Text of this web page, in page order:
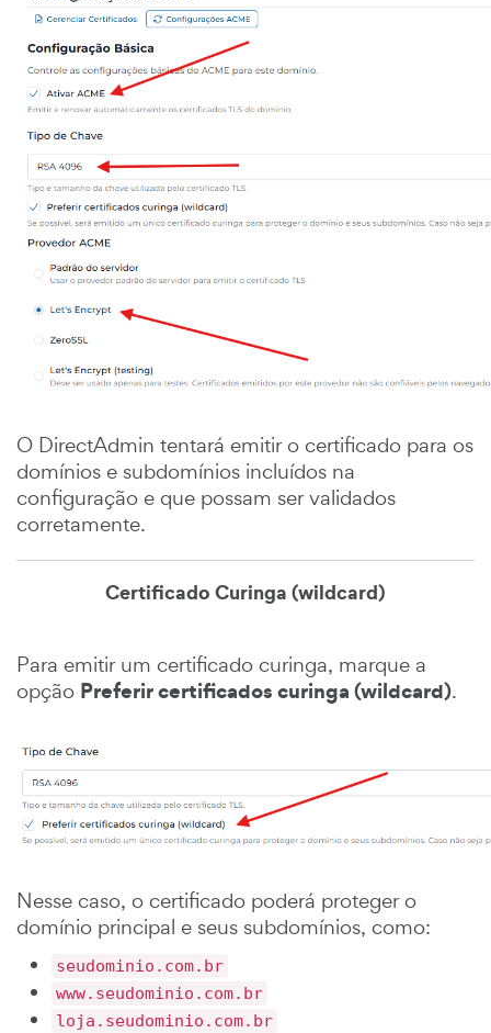
O DirectAdmin tentará emitir o certificado para os
domínios e subdomínios incluídos na
configuração e que possam ser validados
corretamente.
Certificado Curinga (wildcard)
Para emitir um certificado curinga, marque a
opção Preferir certificados curinga (wildcard).
Nesse caso, o certificado poderá proteger o
domínio principal e seus subdomínios, como:
seudominio.com.br
www.seudominio.com.br
loja.seudominio.com.br